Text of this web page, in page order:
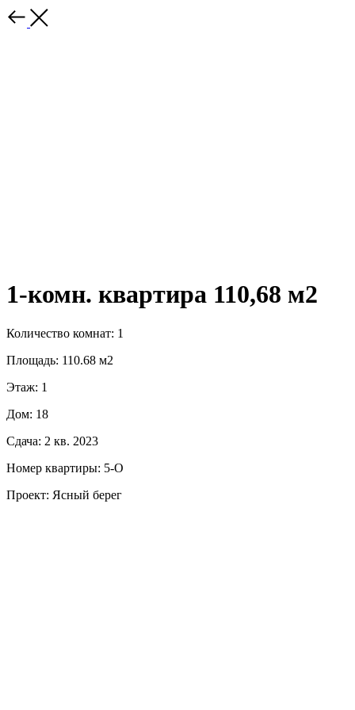
1-комн. квартира 110,68 м2
Количество комнат: 1
Площадь: 110.68 м2
Этаж: 1
Дом: 18
Сдача: 2 кв. 2023
Номер квартиры: 5-О
Проект: Ясный берег